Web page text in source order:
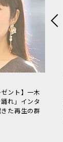
ント】一木
れ」インタ
た再生の群